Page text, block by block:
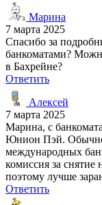
Марина
7 марта 2025
Спасибо за
банкоматами?
в Бахрейне?
Ответить
Алексей
7 марта 2025
Марина, с
Юнион Пэй.
международных
комиссия за
поэтому лучше
Ответить